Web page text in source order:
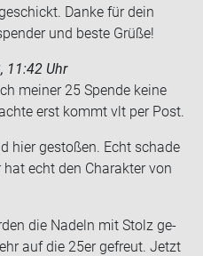
Danke für dein
und beste Grüße!
11:42 Uhr
mei­ner 25 Spen­de keine
erst kommt vlt per Post.
hier ge­sto­ßen. Echt scha­de
echt den Cha­rak­ter von
die Na­deln mit Stolz ge­
auf die 25er ge­freut. Jetzt